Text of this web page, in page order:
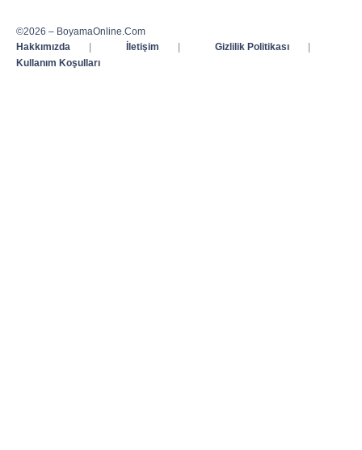
©2026 – BoyamaOnline.Com
Hakkımızda
| İletişim | Gizlilik Politikası
|
Kullanım Koşulları